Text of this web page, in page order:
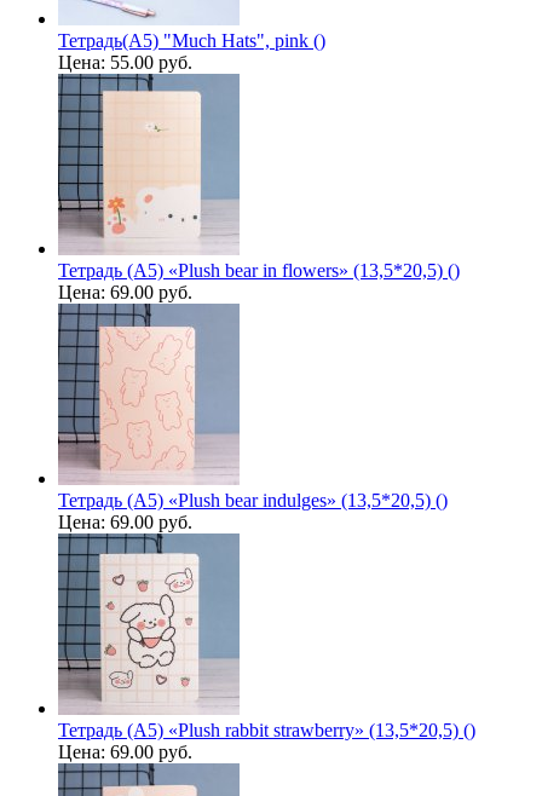
Тетрадь(A5) "Much Hats", pink ()
Цена: 55.00 руб.
Тетрадь (A5) «Plush bear in flowers» (13,5*20,5) ()
Цена: 69.00 руб.
Тетрадь (A5) «Plush bear indulges» (13,5*20,5) ()
Цена: 69.00 руб.
Тетрадь (A5) «Plush rabbit strawberry» (13,5*20,5) ()
Цена: 69.00 руб.